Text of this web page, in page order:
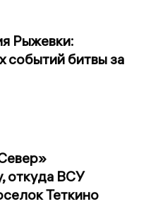
Рыжевки:
событий битвы за
откуда ВСУ
Теткино